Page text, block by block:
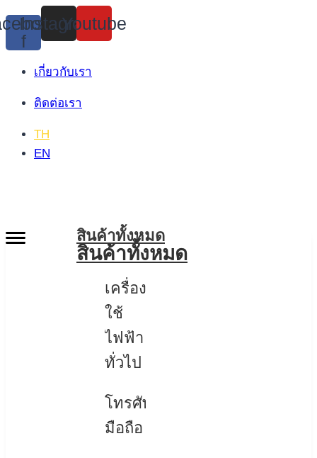
Skip
to
content
f
Instagram
Youtube
เกี่ยวกับเรา
ติดต่อเรา
TH
EN
สินค้าทั้งหมด
สินค้าทั้งหมด
เครื่อง
ใช้
ไฟฟ้า
ทั่วไป
โทรศัพท์
มือถือ